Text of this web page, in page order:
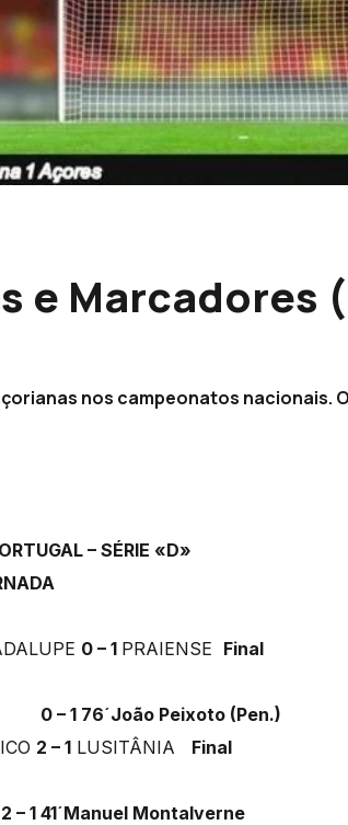
e Marcadores
nos campeonatos nacionais.
– SÉRIE «D»
0 – 1 PRAIENSE Final
Peixoto (Pen.)
2 – 1 LUSITÂNIA Final
Montalverne